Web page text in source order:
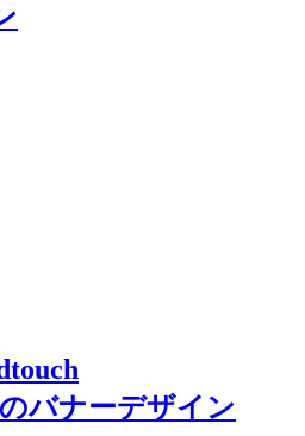
バナーデザイン